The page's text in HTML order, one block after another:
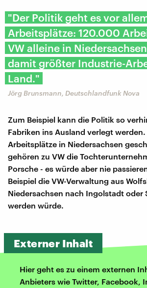
"Der Politik geht es vor
Arbeitsplätze: 120.000
VW alleine in
damit größter Industrie-
Land."
Jörg Brunsmann, Deutschlandfunk Nova
Zum Beispiel kann die Politik so
Fabriken ins Ausland verlegt
Arbeitsplätze in Niedersachsen
gehören zu VW die
Porsche - es würde aber nie
Beispiel die VW-Verwaltung aus
Niedersachsen nach Ingolstadt
werden würde.
Externer Inhalt
Hier geht es zu einem externen
Anbieters wie Twitter, Facebook,